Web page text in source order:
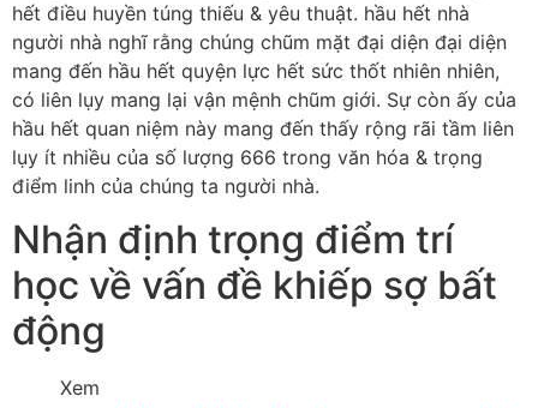
hết điều huyền túng thiếu & yêu thuật. hầu hết nhà
người nhà nghĩ rằng chúng chũm mặt đại diện đại diện
mang đến hầu hết quyện lực hết sức thốt nhiên nhiên,
có liên lụy mang lại vận mệnh chũm giới. Sự còn ấy của
hầu hết quan niệm này mang đến thấy rộng rãi tầm liên
lụy ít nhiều của số lượng 666 trong văn hóa & trọng
điểm linh của chúng ta người nhà.
Nhận định trọng điểm trí
học về vấn đề khiếp sợ bất
động
Xem